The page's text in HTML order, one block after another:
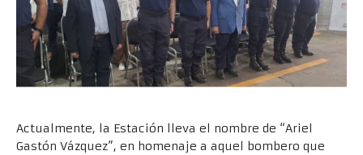
Actualmente, la Estación lleva el nombre de “Ariel
Gastón Vázquez”, en homenaje a aquel bombero que